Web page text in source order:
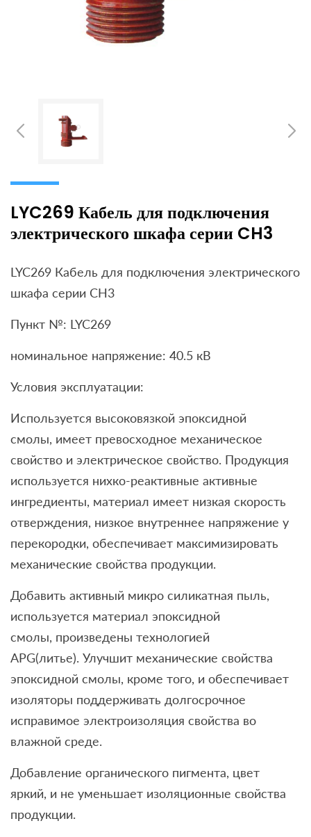
LYC269 Кабель для подключения
электрического шкафа серии CH3
LYC269 Кабель для подключения электрического
шкафа серии CH3
Пункт №: LYC269
номинальное напряжение: 40.5 кВ
Условия эксплуатации:
Используется высоковязкой эпоксидной
смолы, имеет превосходное механическое
свойство и электрическое свойство. Продукция
используется нихко-реактивные активные
ингредиенты, материал имеет низкая скорость
отверждения, низкое внутреннее напряжение у
перекородки, обеспечивает максимизировать
механические свойства продукции.
Добавить активный микро силикатная пыль,
используется материал эпоксидной
смолы, произведены технологией
APG(литье). Улучшит механические свойства
эпоксидной смолы, кроме того, и обеспечивает
изоляторы поддерживать долгосрочное
исправимое электроизоляция свойства во
влажной среде.
Добавление органического пигмента, цвет
яркий, и не уменьшает изоляционные свойства
продукции.